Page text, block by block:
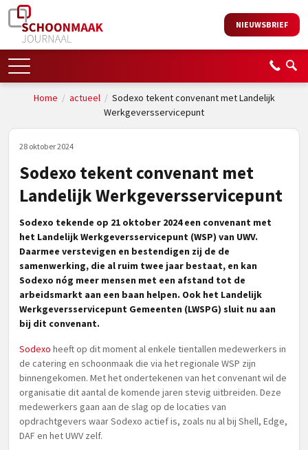
NIEUWSBRIEF
Home / actueel/ Sodexo tekent convenant met Landelijk
Werkgeversservicepunt
28 oktober 2024
Sodexo tekent convenant met
Landelijk Werkgeversservicepunt
Sodexo tekende op 21 oktober 2024 een convenant met
het Landelijk Werkgeversservicepunt (WSP) van UWV.
Daarmee verstevigen en bestendigen zij de de
samenwerking, die al ruim twee jaar bestaat, en kan
Sodexo nóg meer mensen met een afstand tot de
arbeidsmarkt aan een baan helpen. Ook het Landelijk
Werkgeversservicepunt Gemeenten (LWSPG) sluit nu aan
bij dit convenant.
Sodexo heeft op dit moment al enkele tientallen medewerkers in
de catering en schoonmaak die via het regionale WSP zijn
binnengekomen. Met het ondertekenen van het convenant wil de
organisatie dit aantal de komende jaren stevig uitbreiden. Deze
medewerkers gaan aan de slag op de locaties van
opdrachtgevers waar Sodexo actief is, zoals nu al bij Shell, Edge,
DAF en het UWV zelf.